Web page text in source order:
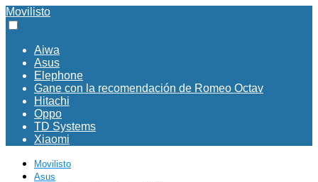
Movilisto
Aiwa
Asus
Elephone
Gane con la recomendación de Romeo Octav
Hitachi
Oppo
TD Systems
Xiaomi
Movilisto
Asus